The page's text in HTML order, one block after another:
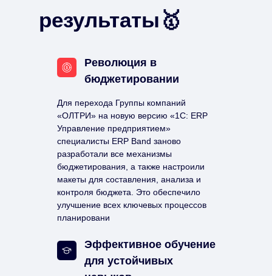
Революция в
бюджетировании
Для перехода Группы компаний
«ОЛТРИ» на новую версию «1С: ERP
Управление предприятием»
специалисты ERP Band заново
разработали все механизмы
бюджетирования, а также настроили
макеты для составления, анализа и
контроля бюджета. Это обеспечило
улучшение всех ключевых процессов
планировани
результаты🥇
Эффективное обучение
для устойчивых